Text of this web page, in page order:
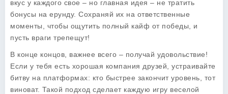
вкус у каждого свое – но главная идея – не тратить
бонусы на ерунду. Сохраняй их на ответственные
моменты, чтобы ощутить полный кайф от победы, и
пусть враги трепещут!
В конце концов, важнее всего – получай удовольствие!
Если у тебя есть хорошая компания друзей, устраивайте
битву на платформах: кто быстрее закончит уровень, тот
виноват. Такой подход сделает каждую игру веселой